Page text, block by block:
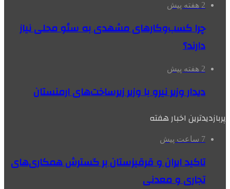
2 هفته پیش
چرا کسب‌وکارهای مشهدی به سئو محلی نیاز
دارند؟
2 هفته پیش
دیدار وزیر نیرو با وزیر زیرساخت‌های ارمنستان
پربازدیدترین اخبار هفته
7 ساعت پیش
تاکید ایران و قرقیزستان بر گسترش همکاری‌های
تجاری و معدنی